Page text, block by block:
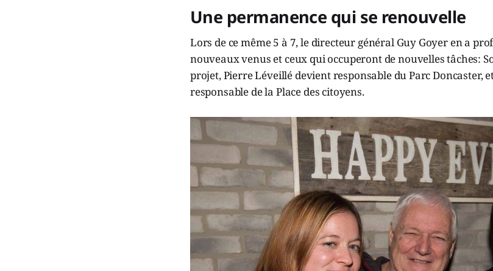
Une permanence qui se renouvelle
Lors de ce même 5 à 7, le directeur général Guy Goyer en a
nouveaux venus et ceux qui occuperont de nouvelles tâches:
projet, Pierre Léveillé devient responsable du Parc Doncaster,
responsable de la Place des citoyens.